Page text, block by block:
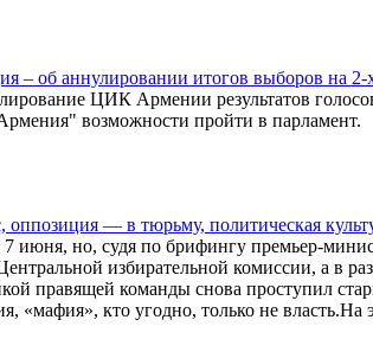
– об аннулировании итогов выборов на 2-
ЦИК Армении результатов
возможности пройти в парламент.
— в тюрьму, политическая
но, судя по брифингу премьер-
избирательной комиссии, а в
правящей команды снова проступил
«мафия», кто угодно, только не власть.На